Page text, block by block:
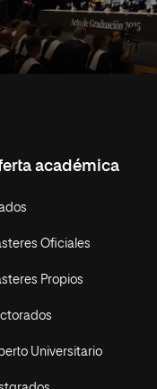
académica
Oficiales
Propios
Universitario